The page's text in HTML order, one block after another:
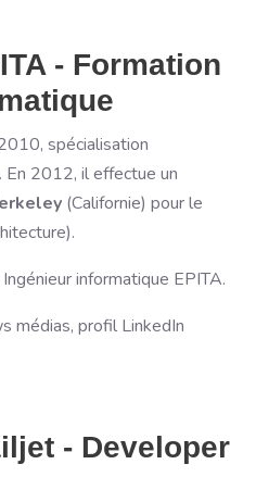
- Formation
spécialisation
En 2012, il effectue un
(Californie) pour le
Ingénieur informatique EPITA.
médias, profil LinkedIn
- Developer